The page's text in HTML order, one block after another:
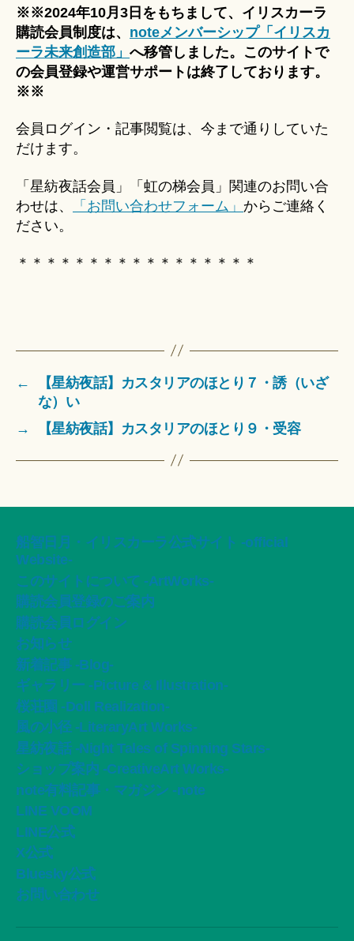
※※2024年10月3日をもちまして、イリスカーラ
購読会員制度は、 noteメンバーシップ「イリスカ
ーラ未来創造部」 へ移管しました。このサイトで
の会員登録や運営サポートは終了しております。
※※
会員ログイン・記事閲覧は、今まで通りしていた
だけます。
「星紡夜話会員」「虹の梯会員」関連のお問い合
わせは、
「お問い合わせフォーム」 からご連絡く
ださい。
＊＊＊＊＊＊＊＊＊＊＊＊＊＊＊＊＊
←
【星紡夜話】カスタリアのほとり７・誘（いざ
な）い
→
【星紡夜話】カスタリアのほとり９・受容
船智日月・イリスカーラ公式サイト -official
Website-
このサイトについて -ArtWorks-
購読会員登録のご案内
購読会員ログイン
お知らせ
新着記事 -Blog-
ギャラリー -Picture & Illustration-
桜荘園 -Doll Realization-
風の小径 -LiteraryArt Works-
星紡夜話 -Night Tales of Spinning Stars-
ショップ案内 -CreativeArt Works-
note有料記事・マガジン -note
LINE VOOM
LINE公式
X公式
Bluesky公式
お問い合わせ